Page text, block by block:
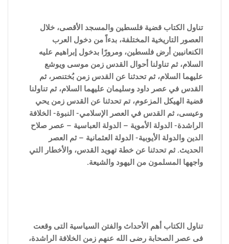
تناول الكتاب قضية فلسطين والمسجد الأقصى، خلال
العصور التاريخية المختلفة، بدءاً من دخول العرب
الكنعانيين أرض فلسطين، ومرورًا بدخول إبراهيم عليه
السلام، ثم تناولنا أحوال القدس زمن موسى ويوشع
عليهما السلام، ثم تحدثنا عن القدس زمن بُختنصر، ثم
القدس في عصر داود وسليمان عليهما السلام، ثم تناولنا
قضية الهيكل المزعوم، تم تحدثنا عن القدس زمن يحي
وعيسى، ثم القدس في العصر الإسلامي- النبوة- الخلافة
الراشدة- الدولة الأموية – الدولة العباسية – عصر صلاح
الدين والدولة الأيوبية- الدولة العثمانية – ثم العصر
الحديث. ثم تحدثنا عن خطة تهويد القدس، والأخطار التي
واجهها المسلمون من اليهود والشيعة.
تناول الكتاب أهم الأحداث والفتن ا لسياسية التى وقعت
فى عصر الصحابة رضى الله عنهم زمن الخلافة الراشدة،